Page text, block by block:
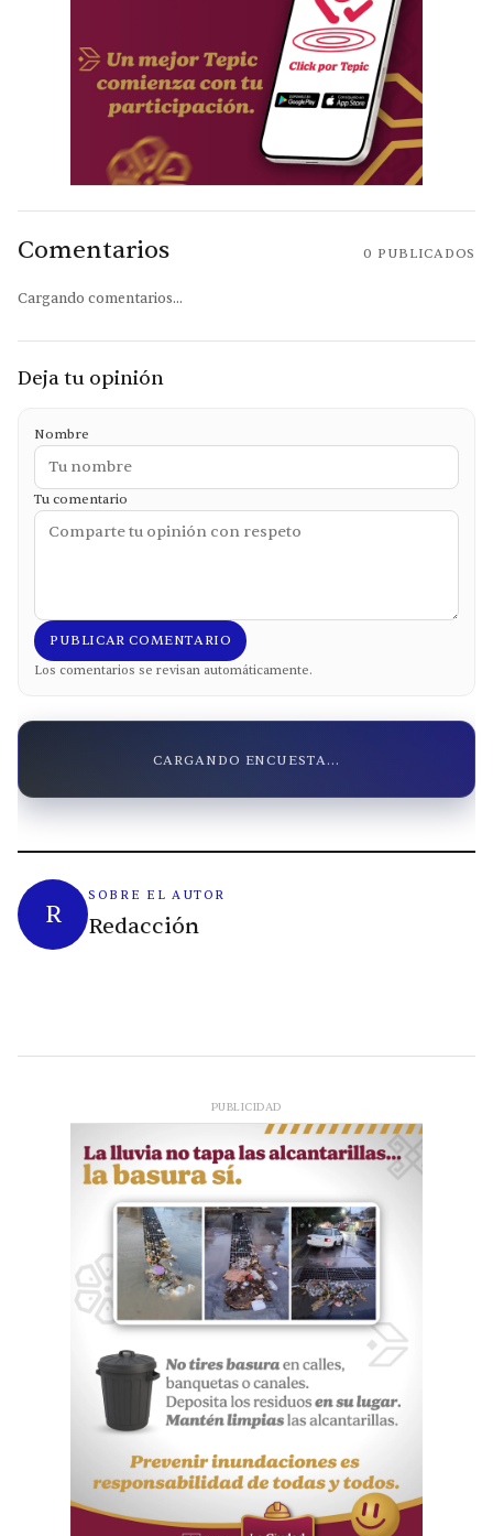
Comentarios 0 PUBLICADOS
Cargando comentarios...
Deja tu opinión
Nombre
Tu comentario
PUBLICAR COMENTARIO
Los comentarios se revisan automáticamente.
CARGANDO ENCUESTA...
R
SOBRE EL AUTOR
Redacción
PUBLICIDAD